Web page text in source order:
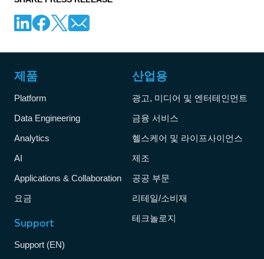
제품
Platform
Data Engineering
Analytics
AI
Applications & Collaboration
요금
Support
Support (EN)
산업용
광고, 미디어 및 엔터테인먼트
금융 서비스
헬스케어 및 라이프사이언스
제조
공공 부문
리테일/소비재
테크놀로지